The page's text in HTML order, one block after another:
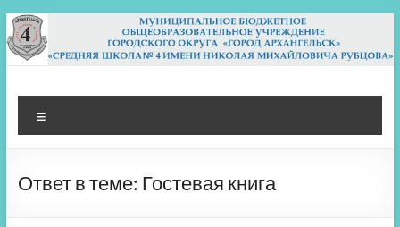
Перейти
к
содержимому
МБОУ СШ 4
Архангельск
Ответ в теме: Гостевая книга